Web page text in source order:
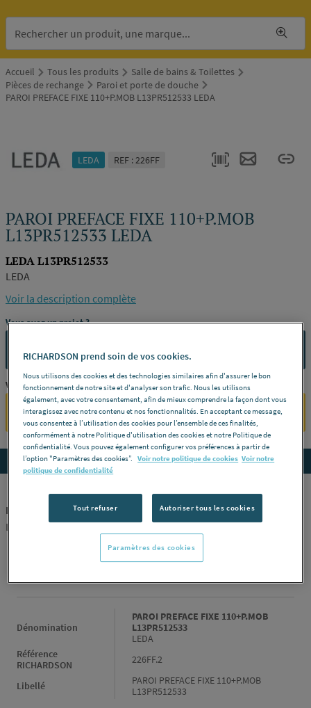
Accueil Tous les produits
Salle de bains & Toilettes
Pièces de rechange
Paroi et porte de douche
PAROI PREFACE FIXE 110+P.MOB L13PR512533 LEDA
LEDA REF : 226FF
PAROI PREFACE FIXE 110+P.MOB
L13PR512533 LEDA
LEDA L13PR512533
LEDA
Voir la description complète
Vous avez un projet ?
CONTACTEZ-NOUS
Vous êtes un professionnel ?
SE CONNECTER
Accedez aux détails du produit
PAROI PREFACE FIXE 110+P.MOB L13PR512533
LEDA
INFORMATIONS GÉNÉRALES
Dénomination
PAROI PREFACE FIXE 110+P.MOB
L13PR512533
LEDA
Référence
RICHARDSON
226FF.2
Libellé
PAROI PREFACE FIXE 110+P.MOB
L13PR512533
RICHARDSON prend soin de vos cookies.
Nous utilisons des cookies et des technologies similaires afin d'assurer le bon
fonctionnement de notre site et d'analyser son trafic. Nous les utilisons
également, avec votre consentement, afin de mieux comprendre la façon dont vous
interagissez avec notre contenu et nos fonctionnalités. En acceptant ce message,
vous consentez à l’utilisation des cookies pour l’ensemble de ces finalités,
conformément à notre Politique d'utilisation des cookies et notre Politique de
confidentialité. Vous pouvez également configurer vos préférences à partir de
l’option "Paramètres des cookies”. Voir notre politique de cookies Voir notre
politique de confidentialité
Tout refuser Autoriser tous les cookies
Paramètres des cookies